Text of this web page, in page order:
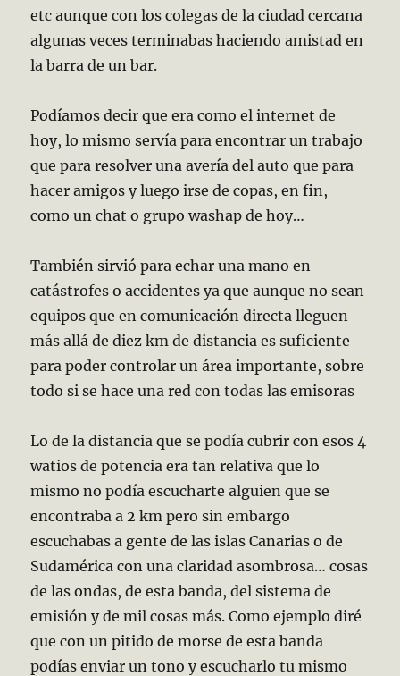
etc aunque con los colegas de la ciudad cercana
algunas veces terminabas haciendo amistad en
la barra de un bar.
Podíamos decir que era como el internet de
hoy, lo mismo servía para encontrar un trabajo
que para resolver una avería del auto que para
hacer amigos y luego irse de copas, en fin,
como un chat o grupo washap de hoy…
También sirvió para echar una mano en
catástrofes o accidentes ya que aunque no sean
equipos que en comunicación directa lleguen
más allá de diez km de distancia es suficiente
para poder controlar un área importante, sobre
todo si se hace una red con todas las emisoras
Lo de la distancia que se podía cubrir con esos 4
watios de potencia era tan relativa que lo
mismo no podía escucharte alguien que se
encontraba a 2 km pero sin embargo
escuchabas a gente de las islas Canarias o de
Sudamérica con una claridad asombrosa… cosas
de las ondas, de esta banda, del sistema de
emisión y de mil cosas más. Como ejemplo diré
que con un pitido de morse de esta banda
podías enviar un tono y escucharlo tu mismo